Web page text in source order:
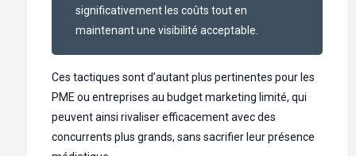
significativement les coûts tout en
maintenant une visibilité acceptable.
Ces tactiques sont d’autant plus pertinentes pour les
PME ou entreprises au budget marketing limité, qui
peuvent ainsi rivaliser efficacement avec des
concurrents plus grands, sans sacrifier leur présence